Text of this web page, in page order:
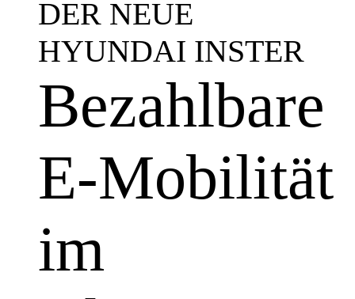
DER NEUE
HYUNDAI INSTER
Bezahlbare
E-Mobilität
im